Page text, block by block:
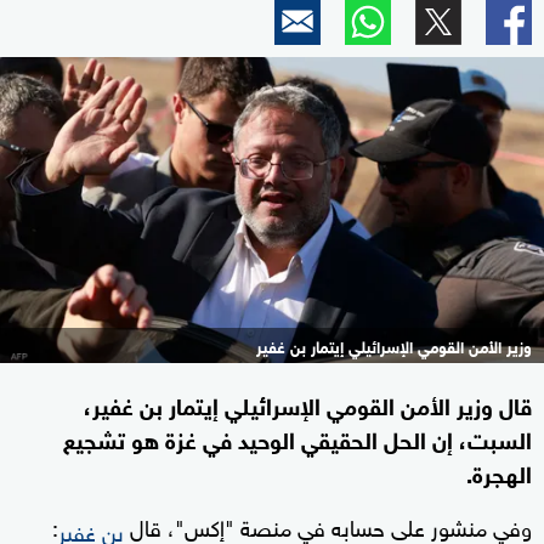
وزير الأمن القومي الإسرائيلي إيتمار بن غفير
قال وزير الأمن القومي الإسرائيلي إيتمار بن غفير،
السبت، إن الحل الحقيقي الوحيد في غزة هو تشجيع
الهجرة.
وفي منشور على حسابه في منصة "إكس"، قالبن غفير: